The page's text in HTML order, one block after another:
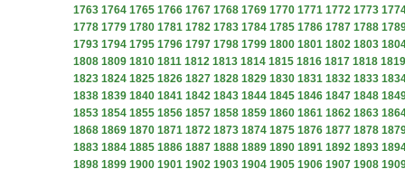
1763 1764 1765 1766 1767 1768 1769 1770 1771 1772 1773
1778 1779 1780 1781 1782 1783 1784 1785 1786 1787 1788
1793 1794 1795 1796 1797 1798 1799 1800 1801 1802 1803
1808 1809 1810 1811 1812 1813 1814 1815 1816 1817 1818 1819
1823 1824 1825 1826 1827 1828 1829 1830 1831 1832 1833
1838 1839 1840 1841 1842 1843 1844 1845 1846 1847 1848
1853 1854 1855 1856 1857 1858 1859 1860 1861 1862 1863
1868 1869 1870 1871 1872 1873 1874 1875 1876 1877 1878
1883 1884 1885 1886 1887 1888 1889 1890 1891 1892 1893
1898 1899 1900 1901 1902 1903 1904 1905 1906 1907 1908